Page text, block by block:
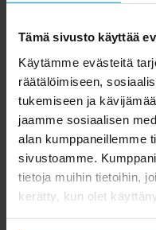
Tämä sivusto käyttää
Käytämme evästeitä
räätälöimiseen,
tukemiseen ja
jaamme sosiaalisen
alan kumppaneillemme
sivustoamme.
tietoja muihin tietoihin,
kerätty, kun olet
vanhemmista
tekemistä. Ohjeet
laitteen
Myös Digitan
asiantuntijat auttavat
liittyvissä
maanantaista
7676 tai info@digita.fi.